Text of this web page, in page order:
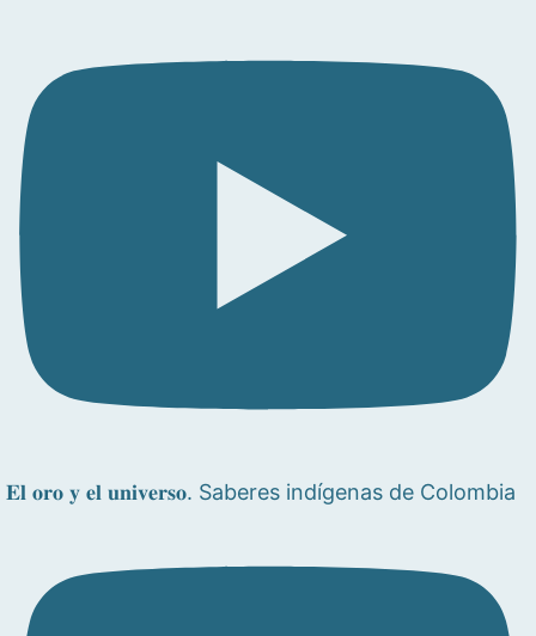
𝐄𝐥 𝐨𝐫𝐨 𝐲 𝐞𝐥 𝐮𝐧𝐢𝐯𝐞𝐫𝐬𝐨. Saberes indígenas de Colombia